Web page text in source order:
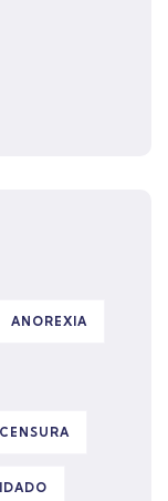
ANOREXIA